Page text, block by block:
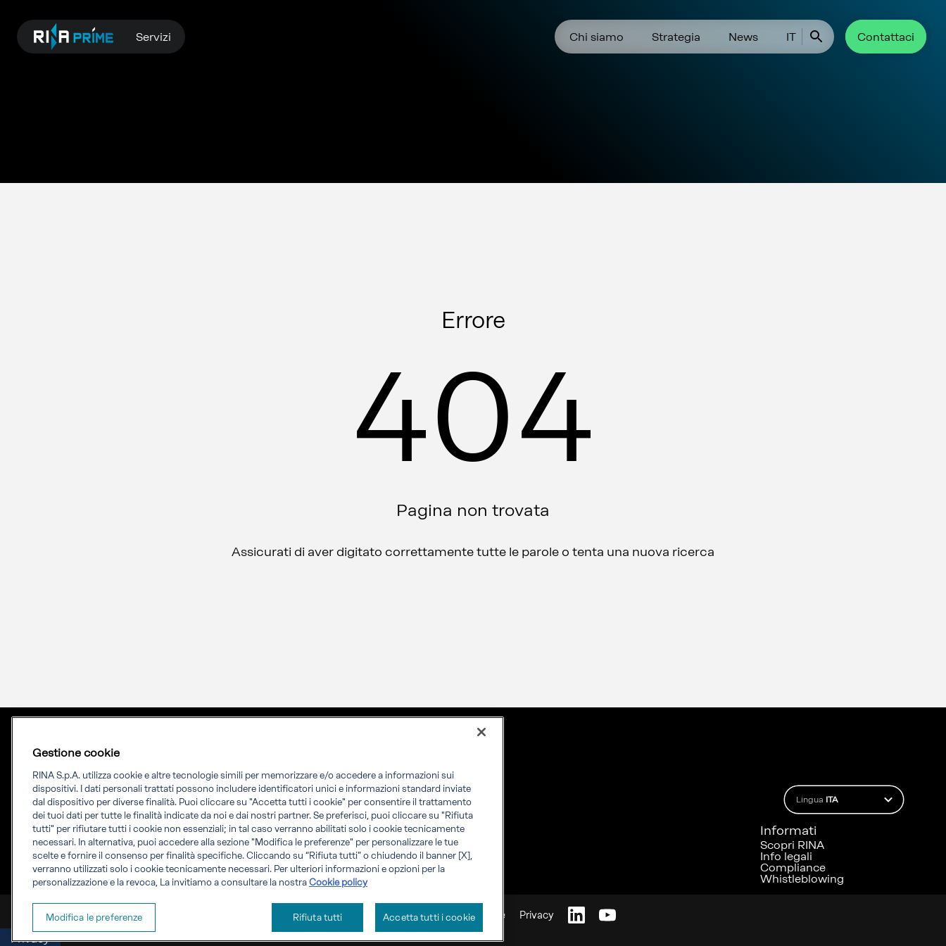
Servizi Chi siamo Strategia News IT Contattaci
Errore
404
Pagina non trovata
Assicurati di aver digitato correttamente tutte le parole o tenta una nuova ricerca
Lingua ITA
Priming your future
RINA Prime supporta i propri clienti nella
transizione verso un futuro più evoluto e
sostenibile
Informati
Scopri RINA
Info legali
Compliance
Whistleblowing
RINA Prime Value Services S.p.A. P.IVA IT 09587170961 Cookie Privacy
Privacy
Gestione cookie
RINA S.p.A. utilizza cookie e altre tecnologie simili per memorizzare e/o accedere a informazioni sui
dispositivi. I dati personali trattati possono includere identificatori unici e informazioni standard inviate
dal dispositivo per diverse finalità. Puoi cliccare su "Accetta tutti i cookie" per consentire il trattamento
dei tuoi dati per tutte le finalità indicate da noi e dai nostri partner. Se preferisci, puoi cliccare su "Rifiuta
tutti" per rifiutare tutti i cookie non essenziali; in tal caso verranno abilitati solo i cookie tecnicamente
necessari. In alternativa, puoi accedere alla sezione "Modifica le preferenze" per personalizzare le tue
scelte e fornire il consenso per finalità specifiche. Cliccando su “Rifiuta tutti” o chiudendo il banner [X],
verranno utilizzati solo i cookie tecnicamente necessari. Per ulteriori informazioni e opzioni per la
personalizzazione e la revoca, La invitiamo a consultare la nostra Cookie policy
Modifica le preferenze Rifiuta tutti Accetta tutti i cookie